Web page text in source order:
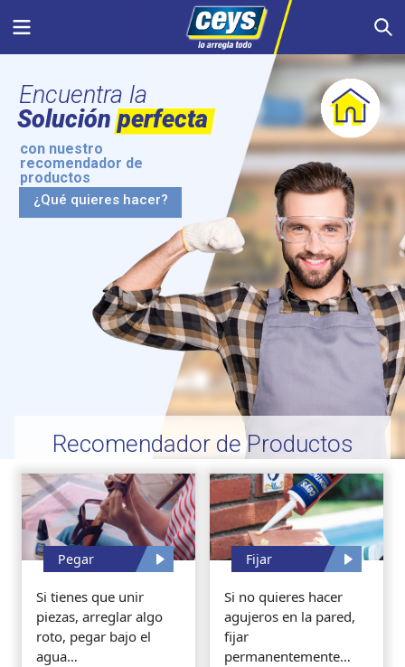
Menu
Encuentra la
con nuestro
recomendador de
productos
¿Qué quieres hacer?
Solución perfecta
Recomendador de Productos
Pegar
Si tienes que unir
piezas, arreglar algo
roto, pegar bajo el
agua…
Fijar
Si no quieres hacer
agujeros en la pared,
fijar
permanentemente…